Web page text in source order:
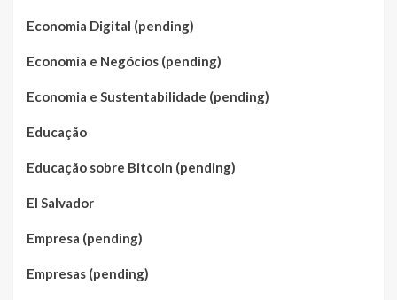
Economia Digital (pending)
Economia e Negócios (pending)
Economia e Sustentabilidade (pending)
Educação
Educação sobre Bitcoin (pending)
El Salvador
Empresa (pending)
Empresas (pending)